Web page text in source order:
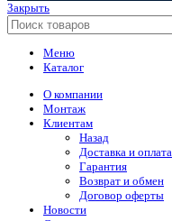
Закрыть
Меню
Каталог
О компании
Монтаж
Клиентам
Назад
Доставка и оплата
Гарантия
Возврат и обмен
Договор оферты
Новости